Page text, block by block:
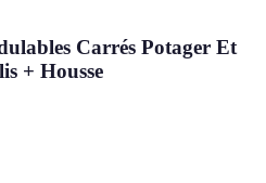
Carrés Potager Et
+ Housse